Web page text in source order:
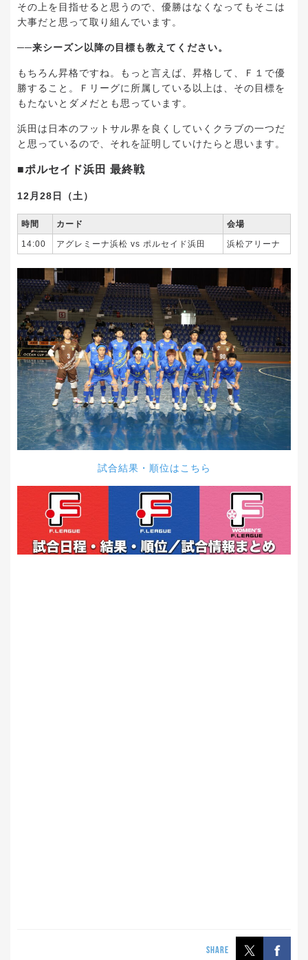
その上を目指せると思うので、優勝はなくなってもそこは
大事だと思って取り組んでいます。
──来シーズン以降の目標も教えてください。
もちろん昇格ですね。もっと言えば、昇格して、Ｆ１で優
勝すること。Ｆリーグに所属している以上は、その目標を
もたないとダメだとも思っています。
浜田は日本のフットサル界を良くしていくクラブの一つだ
と思っているので、それを証明していけたらと思います。
■ポルセイド浜田 最終戦
12月28日（土）
時間 カード 会場
14:00 アグレミーナ浜松 vs ポルセイド浜田 浜松アリーナ
試合結果・順位はこちら
SHARE